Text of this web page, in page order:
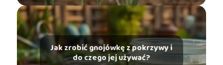
Jak zrobić gnojówkę z pokrzywy i
do czego jej używać?